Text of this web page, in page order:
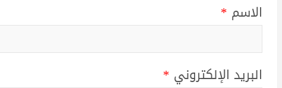
الاسم *
البريد الإلكتروني *